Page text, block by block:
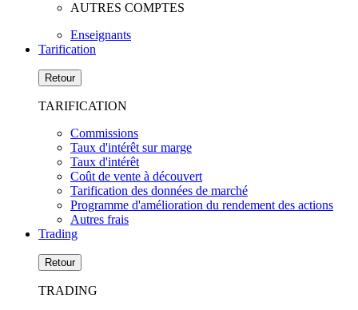
AUTRES COMPTES
Enseignants
Tarification
Retour
TARIFICATION
Commissions
Taux d'intérêt sur marge
Taux d'intérêt
Coût de vente à découvert
Tarification des données de marché
Programme d'amélioration du rendement des actions
Autres frais
Trading
Retour
TRADING